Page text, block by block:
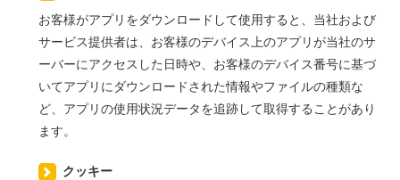
お客様がアプリをダウンロードして使用すると、当社および
サービス提供者は、お客様のデバイス上のアプリが当社のサ
ーバーにアクセスした日時や、お客様のデバイス番号に基づ
いてアプリにダウンロードされた情報やファイルの種類な
ど、アプリの使用状況データを追跡して取得することがあり
ます。
クッキー